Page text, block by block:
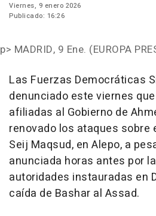
Viernes, 9 enero 2026
Publicado: 16:26
p> MADRID, 9 Ene. (EUROPA
Las Fuerzas Democráticas
denunciado este viernes
afiliadas al Gobierno de
renovado los ataques sobre
Seij Maqsud, en Alepo, a
anunciada horas antes por
autoridades instauradas en
caída de Bashar al Assad.